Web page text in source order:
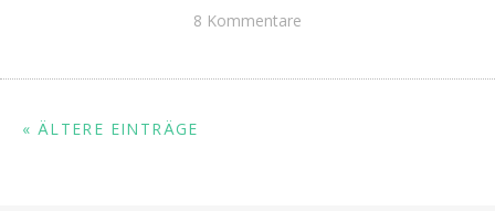
8 Kommentare
« ÄLTERE EINTRÄGE